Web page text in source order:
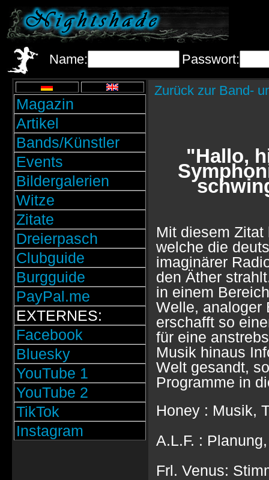
Name: Passwort:
Magazin
Artikel
Bands/Künstler
Events
Bildergalerien
Witze
Zitate
Dreierpasch
Clubguide
Burgguide
PayPal.me
EXTERNES:
Facebook
Bluesky
YouTube 1
YouTube 2
TikTok
Instagram
Zurück zur Band-
"Hallo,
Mit diesem
welche die
imaginärer
den Äther
in einem
Welle, analoger
erschafft so
für eine
Musik hinaus
Welt gesandt,
Programme in
Honey : Musik,
A.L.F. :
Frl. Venus: